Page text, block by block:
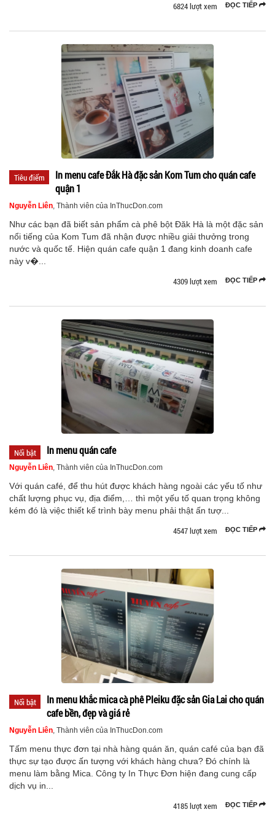
ĐỌC TIẾP
6824 lượt xem
Tiêu điểm
In menu cafe Đắk Hà đặc sản Kom Tum cho quán cafe
quận 1
Nguyễn Liên, Thành viên của InThucDon.com
Như các bạn đã biết sản phẩm cà phê bột Đăk Hà là một đặc sản
nổi tiếng của Kom Tum đã nhận được nhiều giải thưởng trong
nước và quốc tế. Hiện quán cafe quận 1 đang kinh doanh cafe
này v�...
ĐỌC TIẾP
4309 lượt xem
Nổi bật In menu quán cafe
Nguyễn Liên, Thành viên của InThucDon.com
Với quán café, để thu hút được khách hàng ngoài các yếu tố như
chất lượng phục vụ, địa điểm,… thì một yếu tố quan trọng không
kém đó là việc thiết kế trình bày menu phải thật ấn tượ...
ĐỌC TIẾP
4547 lượt xem
Nổi bật
In menu khắc mica cà phê Pleiku đặc sản Gia Lai cho quán
cafe bền, đẹp và giá rẻ
Nguyễn Liên, Thành viên của InThucDon.com
Tấm menu thực đơn tại nhà hàng quán ăn, quán café của bạn đã
thực sự tạo được ấn tượng với khách hàng chưa? Đó chính là
menu làm bằng Mica. Công ty In Thực Đơn hiện đang cung cấp
dịch vụ in...
ĐỌC TIẾP
4185 lượt xem